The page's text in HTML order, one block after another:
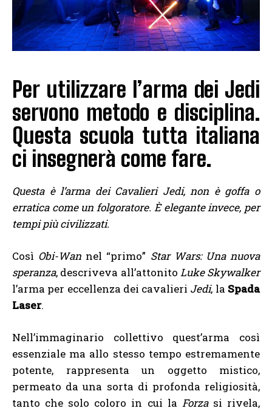
Per utilizzare l’arma dei Jedi
servono metodo e disciplina.
Questa scuola tutta italiana
ci insegnerà come fare.
Questa è l’arma dei Cavalieri Jedi, non è goffa o
erratica come un folgoratore. È elegante invece, per
tempi più civilizzati.
Così Obi-Wan nel “primo” Star Wars: Una nuova
speranza, descriveva all’attonito Luke Skywalker
l’arma per eccellenza dei cavalieri Jedi, la Spada
Laser.
Nell’immaginario collettivo quest’arma così
essenziale ma allo stesso tempo estremamente
potente, rappresenta un oggetto mistico,
permeato da una sorta di profonda religiosità,
tanto che solo coloro in cui la Forzasi rivela,